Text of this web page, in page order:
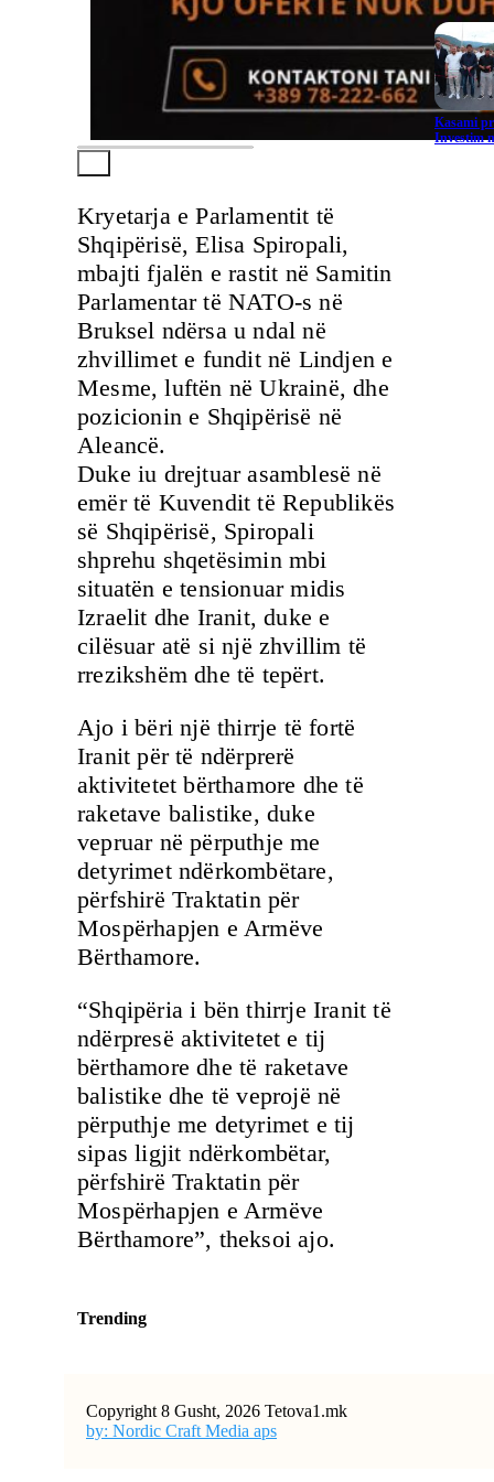
Kryetarja e Parlamentit të
Shqipërisë, Elisa Spiropali,
mbajti fjalën e rastit në Samitin
Parlamentar të NATO-s në
Bruksel ndërsa u ndal në
zhvillimet e fundit në Lindjen e
Mesme, luftën në Ukrainë, dhe
pozicionin e Shqipërisë në
Aleancë.
Duke iu drejtuar asamblesë në
emër të Kuvendit të Republikës
së Shqipërisë, Spiropali
shprehu shqetësimin mbi
situatën e tensionuar midis
Izraelit dhe Iranit, duke e
cilësuar atë si një zhvillim të
rrezikshëm dhe të tepërt.
Ajo i bëri një thirrje të fortë
Iranit për të ndërprerë
aktivitetet bërthamore dhe të
raketave balistike, duke
vepruar në përputhje me
detyrimet ndërkombëtare,
përfshirë Traktatin për
Mospërhapjen e Armëve
Bërthamore.
“Shqipëria i bën thirrje Iranit të
ndërpresë aktivitetet e tij
bërthamore dhe të raketave
balistike dhe të veprojë në
përputhje me detyrimet e tij
sipas ligjit ndërkombëtar,
përfshirë Traktatin për
Mospërhapjen e Armëve
Bërthamore”, theksoi ajo.
Trending
Kasami
Investim
Copyright 8 Gusht, 2026 Tetova1.mk
by: Nordic Craft Media aps